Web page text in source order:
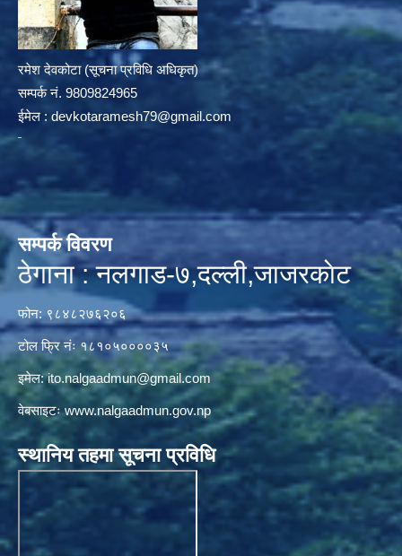
रमेश देवकोटा (सूचना प्रविधि अधिकृत)
सम्पर्क न‌ं. 9809824965
ईमेल : devkotaramesh79@gmail.com
सम्पर्क विवरण
ठेगाना : नलगाड-७,दल्ली,जाजरकाेट
फोन: ९८४८२७६२०६
टोल फ्रि नंः १८१०५००००३५
इमेल:ito.nalgaadmun@gmail.com
वेबसाइटःwww.nalgaadmun.gov.np
स्थानिय तहमा सूचना प्रविधि